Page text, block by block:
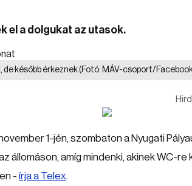
el a dolgukat az utasok.
de később érkeznek(Fotó: MÁV-csoport/
1-jén, szombaton a Nyugati
állomáson, amíg mindenki, akinek WC-
- írja a Telex.